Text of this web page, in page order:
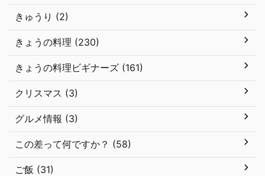
きゅうり (2)
きょうの料理 (230)
きょうの料理ビギナーズ (161)
クリスマス (3)
グルメ情報 (3)
この差って何ですか？ (58)
ご飯 (31)